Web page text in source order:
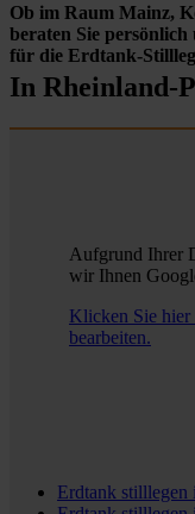
Ob im Raum Mainz,
beraten Sie
für die Erdtank-
In Rheinland-
Aufgrund Ihrer
wir Ihnen
Klicken Sie hier
bearbeiten.
Erdtank stilllegen